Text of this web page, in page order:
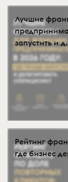
Лучшие
запустить и
Рейтинг
где бизнес